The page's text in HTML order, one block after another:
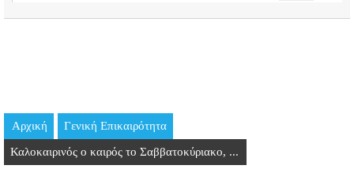
ΘΕΣΕΙΣ ΕΡΓΑΣΙΑΣ
Αρχική Γενική Επικαιρότητα
Καλοκαιρινός ο καιρός το Σαββατοκύριακο, ...